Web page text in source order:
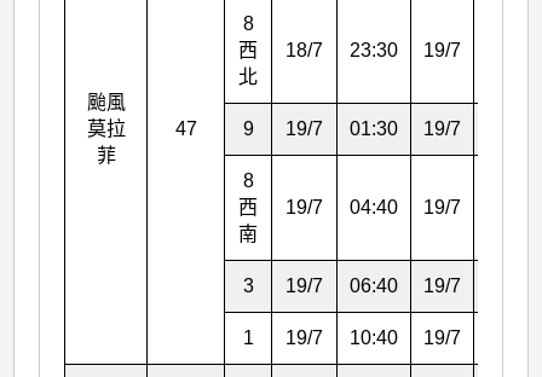
颱風
莫拉
菲
47
8
西
北
18/7 23:30 19/7
9 19/7 01:30 19/7
8
西
南
19/7 04:40 19/7
3 19/7 06:40 19/7
1 19/7 10:40 19/7